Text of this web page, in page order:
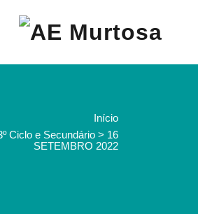
AE Murtosa
Agrupamento de Escolas da
Murtosa
Início
Ciclo e Secundário > 16
SETEMBRO 2022